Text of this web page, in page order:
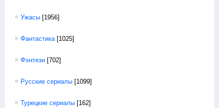
Ужасы [1956]
Фантастика [1025]
Фэнтези [702]
Русские сериалы [1099]
Турецкие сериалы [162]